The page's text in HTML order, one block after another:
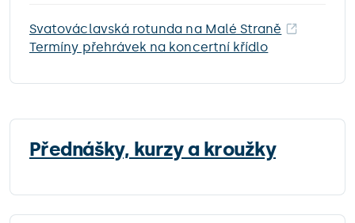
Svatováclavská rotunda na Malé Straně
Termíny přehrávek na koncertní křídlo
Přednášky, kurzy a kroužky